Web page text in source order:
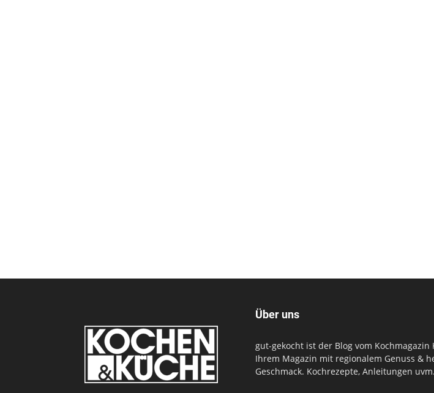
Über uns
gut-gekocht ist der Blog vom Kochmagazin
Ihrem Magazin mit regionalem Genuss &
Geschmack. Kochrezepte, Anleitungen uvm.